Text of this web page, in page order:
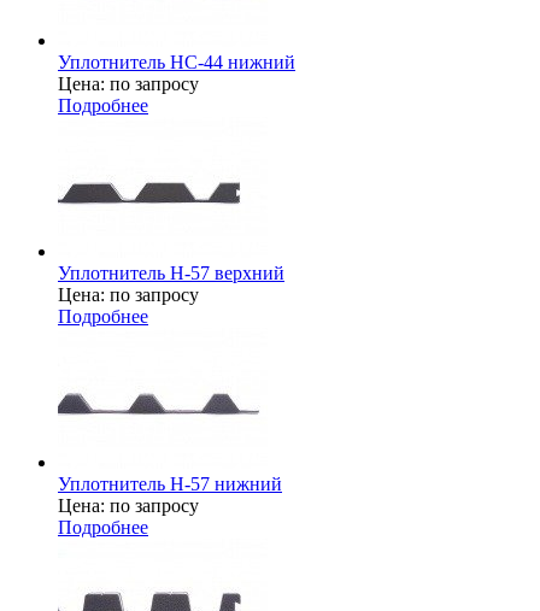
Уплотнитель НС-44 нижний
Цена: по запросу
Подробнее
Уплотнитель Н-57 верхний
Цена: по запросу
Подробнее
Уплотнитель Н-57 нижний
Цена: по запросу
Подробнее